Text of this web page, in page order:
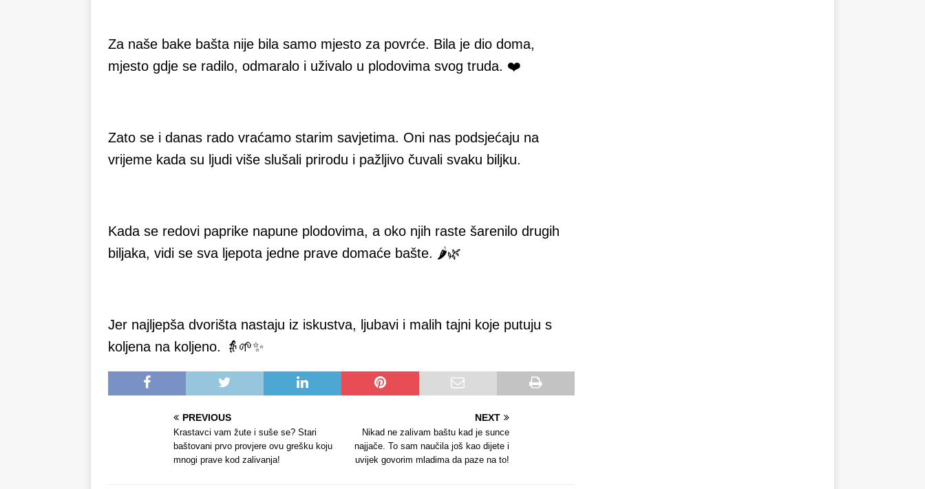
Za naše bake bašta nije bila samo mjesto za povrće. Bila je dio doma,
mjesto gdje se radilo, odmaralo i uživalo u plodovima svog truda. ❤️
Zato se i danas rado vraćamo starim savjetima. Oni nas podsjećaju na
vrijeme kada su ljudi više slušali prirodu i pažljivo čuvali svaku biljku.
Kada se redovi paprike napune plodovima, a oko njih raste šarenilo drugih
biljaka, vidi se sva ljepota jedne prave domaće bašte. 🌶🌿
Jer najljepša dvorišta nastaju iz iskustva, ljubavi i malih tajni koje putuju s
koljena na koljeno. 👵🌱✨
PREVIOUS
Krastavci vam žute i suše se? Stari
baštovani prvo provjere ovu grešku koju
mnogi prave kod zalivanja!
NEXT
Nikad ne zalivam baštu kad je sunce
najjače. To sam naučila još kao dijete i
uvijek govorim mladima da paze na to!